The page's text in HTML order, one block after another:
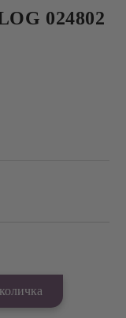
024802